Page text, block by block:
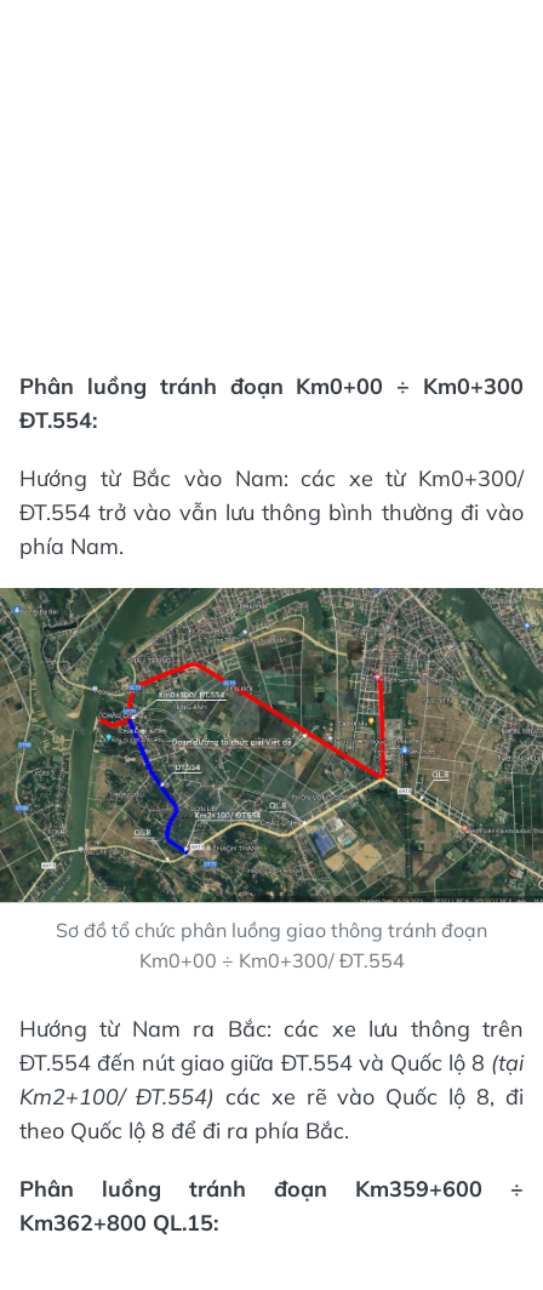
Phân luồng tránh đoạn Km0+00 ÷ Km0+300
ĐT.554:
Hướng từ Bắc vào Nam: các xe từ Km0+300/
ĐT.554 trở vào vẫn lưu thông bình thường đi vào
phía Nam.
Sơ đồ tổ chức phân luồng giao thông tránh đoạn
Km0+00 ÷ Km0+300/ ĐT.554
Hướng từ Nam ra Bắc: các xe lưu thông trên
ĐT.554 đến nút giao giữa ĐT.554 và Quốc lộ 8 (tại
Km2+100/ ĐT.554) các xe rẽ vào Quốc lộ 8, đi
theo Quốc lộ 8 để đi ra phía Bắc.
Phân luồng tránh đoạn Km359+600 ÷
Km362+800 QL.15: